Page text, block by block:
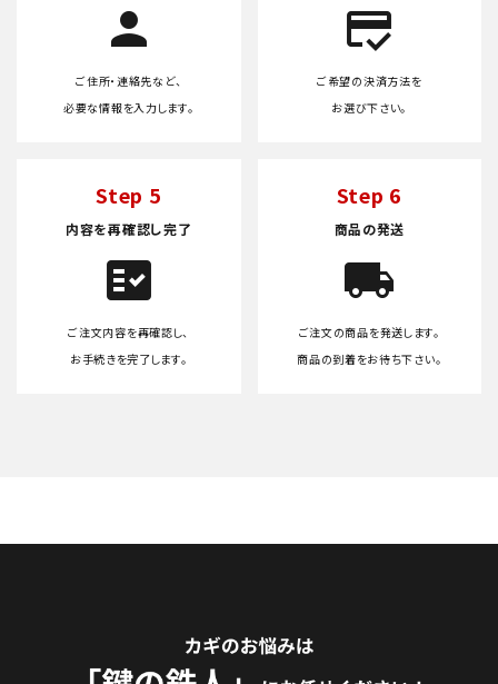
person
ご住所・連絡先など、
必要な情報を入力します。
credit_score
ご希望の決済方法を
お選び下さい。
Step 5
内容を再確認し完了
fact_check
ご注文内容を再確認し、
お手続きを完了します。
Step 6
商品の発送
local_shipping
ご注文の商品を発送します。
商品の到着をお待ち下さい。